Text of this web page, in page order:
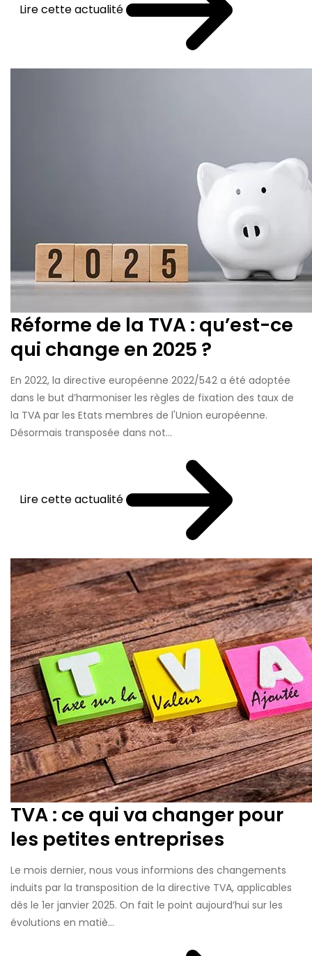
Lire cette actualité
Réforme de la TVA : qu’est-ce
qui change en 2025 ?
En 2022, la directive européenne 2022/542 a été adoptée
dans le but d’harmoniser les règles de fixation des taux de
la TVA par les Etats membres de l'Union européenne.
Désormais transposée dans not...
Lire cette actualité
TVA : ce qui va changer pour
les petites entreprises
Le mois dernier, nous vous informions des changements
induits par la transposition de la directive TVA, applicables
dès le 1er janvier 2025. On fait le point aujourd’hui sur les
évolutions en matiè...